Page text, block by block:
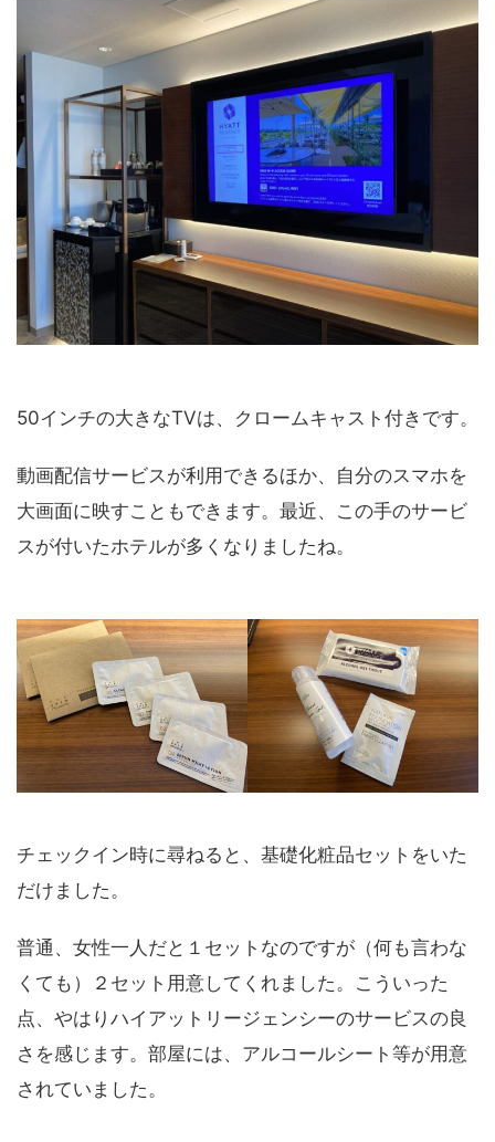
50インチの大きなTVは、クロームキャスト付きです。
動画配信サービスが利用できるほか、自分のスマホを
大画面に映すこともできます。最近、この手のサービ
スが付いたホテルが多くなりましたね。
チェックイン時に尋ねると、基礎化粧品セットをいた
だけました。
普通、女性一人だと１セットなのですが（何も言わな
くても）２セット用意してくれました。こういった
点、やはりハイアットリージェンシーのサービスの良
さを感じます。部屋には、アルコールシート等が用意
されていました。